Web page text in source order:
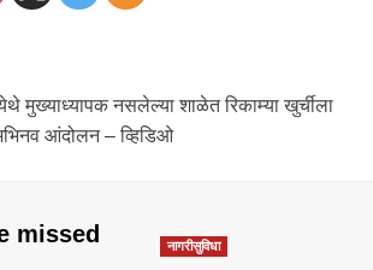
मुख्याध्यापक नसलेल्या शाळेत रिकाम्या खुर्चीला
आंदोलन – व्हिडिओ
missed नागरीसुविधा